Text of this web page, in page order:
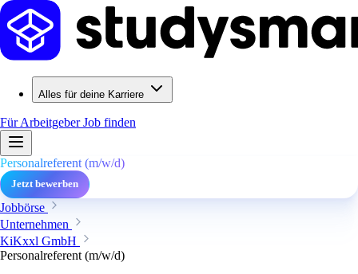
Alles für deine Karriere
Für ArbeitgeberJob finden
Personalreferent (m/w/d)
Jetzt bewerben
Jobbörse
Unternehmen
KiKxxl GmbH
Personalreferent (m/w/d)